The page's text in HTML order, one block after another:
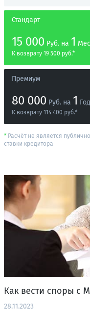
Стандарт
15 000 Руб. на 1
К возврату 19 500 руб.*
Премиум
80 000 Руб. на 1 Год
К возврату 114 400 руб.*
* Расчёт не является
ставки кредитора
Как вести споры с
28.11.2023